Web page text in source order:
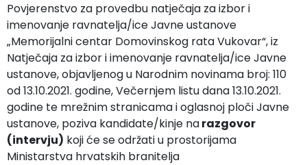
Povjerenstvo za provedbu natječaja za izbor i
imenovanje ravnatelja/ice Javne ustanove
„Memorijalni centar Domovinskog rata Vukovar“, iz
Natječaja za izbor i imenovanje ravnatelja/ice Javne
ustanove, objavljenog u Narodnim novinama broj: 110
od 13.10.2021. godine, Večernjem listu dana 13.10.2021.
godine te mrežnim stranicama i oglasnoj ploči Javne
ustanove, poziva kandidate/kinje narazgovor
(intervju) koji će se održati u prostorijama
Ministarstva hrvatskih branitelja